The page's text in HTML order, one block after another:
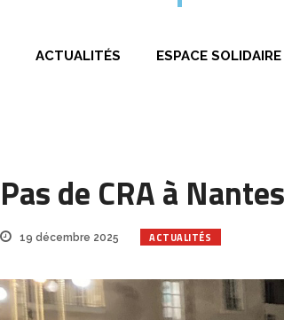
ACTUALITÉS ESPACE
Pas de CRA à
19 décembre 2025 ACTUALITÉS